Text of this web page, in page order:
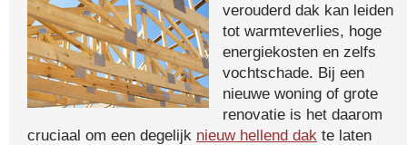
verouderd dak kan leiden
tot warmteverlies, hoge
energiekosten en zelfs
vochtschade. Bij een
nieuwe woning of grote
renovatie is het daarom
cruciaal om een degelijk nieuw hellend dak te laten